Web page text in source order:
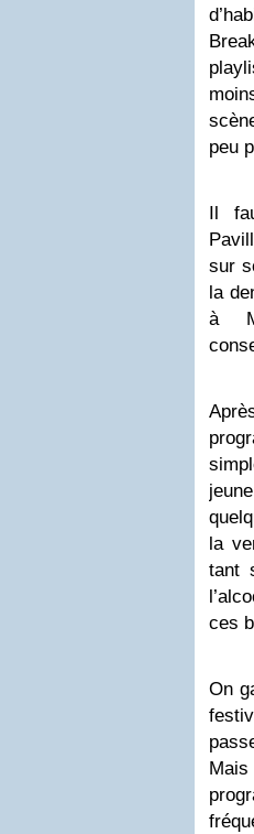
peu
Il
sur
la
à
la
tant
ces
On